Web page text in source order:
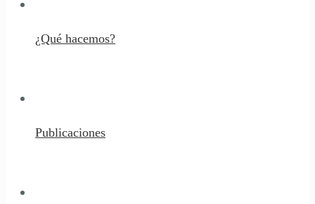
¿Qué hacemos?
Publicaciones